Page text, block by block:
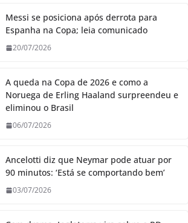
Messi se posiciona após derrota para
Espanha na Copa; leia comunicado
20/07/2026
A queda na Copa de 2026 e como a
Noruega de Erling Haaland surpreendeu e
eliminou o Brasil
06/07/2026
Ancelotti diz que Neymar pode atuar por
90 minutos: ‘Está se comportando bem’
03/07/2026